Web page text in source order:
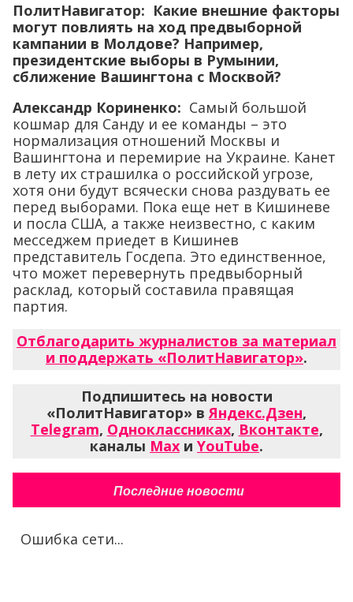
ПолитНавигатор: Какие внешние факторы
могут повлиять на ход предвыборной
кампании в Молдове? Например,
президентские выборы в Румынии,
сближение Вашингтона с Москвой?
Александр Кориненко: Самый большой
кошмар для Санду и ее команды – это
нормализация отношений Москвы и
Вашингтона и перемирие на Украине. Канет
в лету их страшилка о российской угрозе,
хотя они будут всячески снова раздувать ее
перед выборами. Пока еще нет в Кишиневе
и посла США, а также неизвестно, с каким
месседжем приедет в Кишинев
представитель Госдепа. Это единственное,
что может перевернуть предвыборный
расклад, который составила правящая
партия.
Отблагодарить журналистов за материал
и поддержать «ПолитНавигатор».
Подпишитесь на новости
«ПолитНавигатор» вЯндекс.Дзен,
Telegram, Одноклассниках, Вконтакте,
каналы Max и YouTube.
Последние новости
Ошибка сети...